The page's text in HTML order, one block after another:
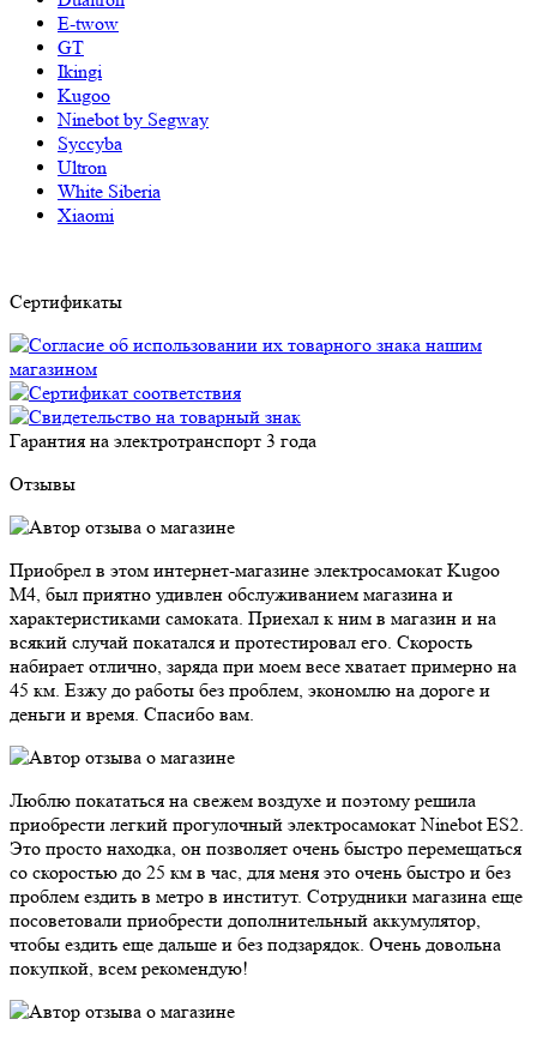
E-twow
GT
Ikingi
Kugoo
Ninebot by Segway
Syccyba
Ultron
White Siberia
Xiaomi
Сертификаты
Гарантия на электротранспорт 3 года
Отзывы
Приобрел в этом интернет-магазине электросамокат Kugoo
M4, был приятно удивлен обслуживанием магазина и
характеристиками самоката. Приехал к ним в магазин и на
всякий случай покатался и протестировал его. Скорость
набирает отлично, заряда при моем весе хватает примерно на
45 км. Езжу до работы без проблем, экономлю на дороге и
деньги и время. Спасибо вам.
Люблю покататься на свежем воздухе и поэтому решила
приобрести легкий прогулочный электросамокат Ninebot ES2.
Это просто находка, он позволяет очень быстро перемещаться
со скоростью до 25 км в час, для меня это очень быстро и без
проблем ездить в метро в институт. Сотрудники магазина еще
посоветовали приобрести дополнительный аккумулятор,
чтобы ездить еще дальше и без подзарядок. Очень довольна
покупкой, всем рекомендую!